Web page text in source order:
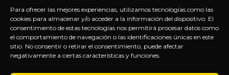
Para ofrecer las mejores experiencias, utilizamos tecnologías como las
cookies para almacenar y/o acceder a la información del dispositivo. El
consentimiento de estas tecnologías nos permitirá procesar datos como
el comportamiento de navegación o las identificaciones únicas en este
sitio. No consentir o retirar el consentimiento, puede afectar
negativamente a ciertas características y funciones.
suscripción.